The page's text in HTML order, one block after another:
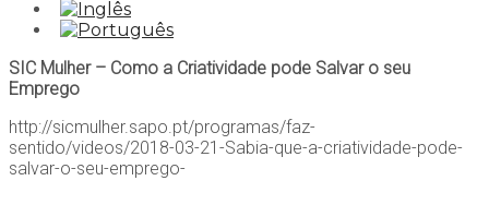
SIC Mulher – Como a Criatividade pode Salvar o seu
Emprego
http://sicmulher.sapo.pt/programas/faz-
sentido/videos/2018-03-21-Sabia-que-a-criatividade-pode-
salvar-o-seu-emprego-